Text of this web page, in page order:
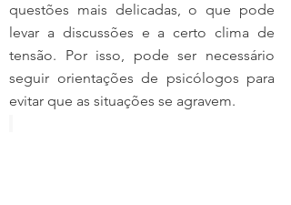
questões mais delicadas, o que pode
levar a discussões e a certo clima de
tensão. Por isso, pode ser necessário
seguir orientações de psicólogos para
evitar que as situações se agravem.